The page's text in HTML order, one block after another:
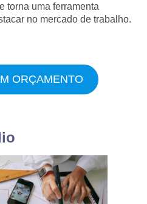
torna uma ferramenta
no mercado de trabalho.
ORÇAMENTO